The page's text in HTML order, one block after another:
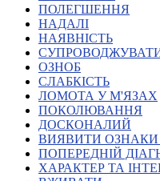
Безбар'єрність
Донецька
Івано-
Київ
ПОЛЕГШЕННЯ
НАДАЛІ
НАЯВНІСТЬ
ОЗНОБ
СЛАБКІСТЬ
ЛОМОТА У М'ЯЗАХ
ПОКОЛЮВАННЯ
ДОСКОНАЛИЙ
ВИЯВИТИ
ПОПЕРЕДНІЙ
ХАРАКТЕР ТА